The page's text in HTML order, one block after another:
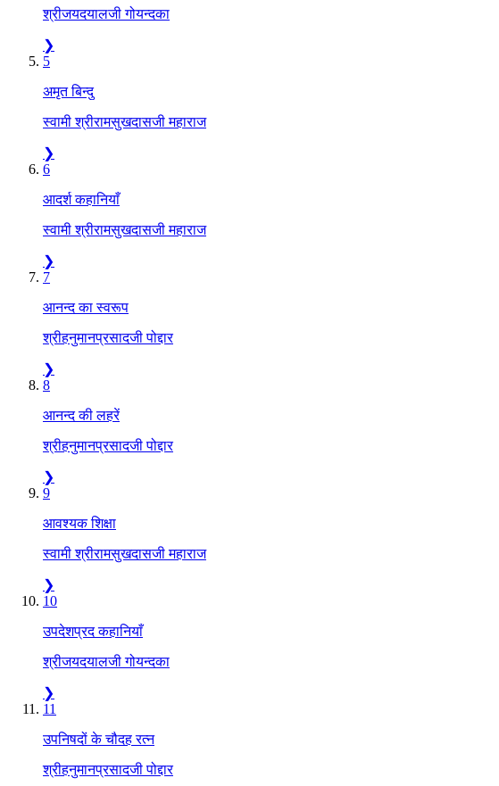
श्रीजयदयालजी गोयन्दका
❯
5
अमृत बिन्दु
स्वामी श्रीरामसुखदासजी महाराज
❯
6
आदर्श कहानियाँ
स्वामी श्रीरामसुखदासजी महाराज
❯
7
आनन्द का स्वरूप
श्रीहनुमानप्रसादजी पोद्दार
❯
8
आनन्द की लहरें
श्रीहनुमानप्रसादजी पोद्दार
❯
9
आवश्यक शिक्षा
स्वामी श्रीरामसुखदासजी महाराज
❯
10
उपदेशप्रद कहानियाँ
श्रीजयदयालजी गोयन्दका
❯
11
उपनिषदों के चौदह रत्न
श्रीहनुमानप्रसादजी पोद्दार